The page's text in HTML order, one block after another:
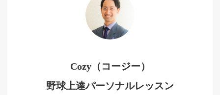
Cozy（コージー）
野球上達パーソナルレッスン